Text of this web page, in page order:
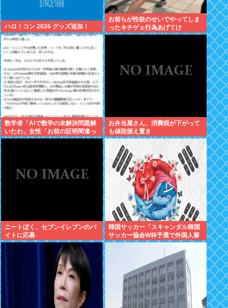
ハロ！コン 2026 グッズ追加！
お前らが性欲のせいでやってしま
ったキチゲェ行為あげてけ
数学者「AIで数学の未解決問題解
いたわ」女性「お前の証明間違っ
てるやん」数学者「内容デタラメ
お弁当屋さん、消費税が下がって
も値段据え置き
ニートぼく、セブンイレブンのバ
イトに応募
韓国サッカー「スキャンダル韓国
サッカー協会W杯予選で外国人審
判に性接待したことが発覚！」